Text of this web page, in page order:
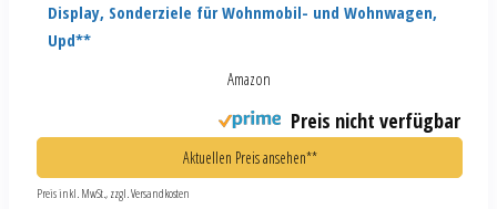
Display, Sonderziele für Wohnmobil- und Wohnwagen,
Upd**
Amazon
Preis nicht verfügbar
Aktuellen Preis ansehen**
Preis inkl. MwSt., zzgl. Versandkosten